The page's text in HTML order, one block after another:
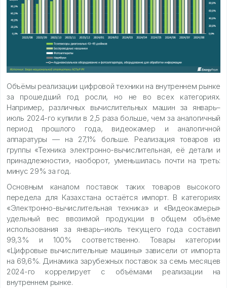
Объёмы реализации цифровой техники на внутреннем рынке
за прошедший год росли, но не во всех категориях.
Например, различных вычислительных машин за январь–
июль 2024-го купили в 2,5 раза больше, чем за аналогичный
период прошлого года, видеокамер и аналогичной
аппаратуры — на 27,1% больше. Реализация товаров из
группы «Техника электронно-вычислительная, её детали и
принадлежности», наоборот, уменьшилась почти на треть:
минус 29% за год.
Основным каналом поставок таких товаров высокого
передела для Казахстана остаётся импорт. В категориях
«Электронно-вычислительная техника» и «Видеокамеры»
удельный вес ввозимой продукции в общем объёме
использования за январь–июль текущего года составил
99,3% и 100% соответственно. Товары категории
«Цифровые вычислительные машины» зависели от импорта
на 69,6%. Динамика зарубежных поставок за семь месяцев
2024-го коррелирует с объёмами реализации на
внутреннем рынке.